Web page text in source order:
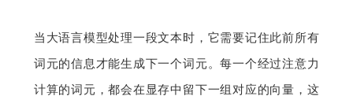
当大语言模型处理一段文本时，它需要记住此前所有
词元的信息才能生成下一个词元。每一个经过注意力
计算的词元，都会在显存中留下一组对应的向量，这